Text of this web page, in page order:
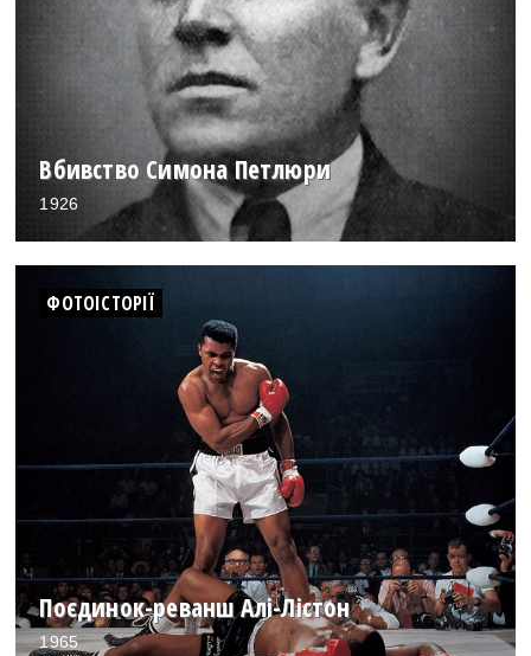
Вбивство Симона Петлюри
1926
ФОТОІСТОРІЇ
Поєдинок-реванш Алі-Лістон
1965